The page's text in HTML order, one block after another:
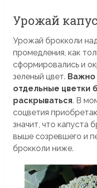
Урожай
Урожай брокколи
промедления, как
сформировались и
зеленый цвет. Важно
отдельные цветки
раскрываться. В
соцветия
значит, что капуста
выше созревшего и
брокколи ниже.